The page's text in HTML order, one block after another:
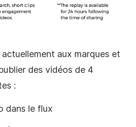
actuellement aux marques et
des vidéos de 4
:
dans le flux